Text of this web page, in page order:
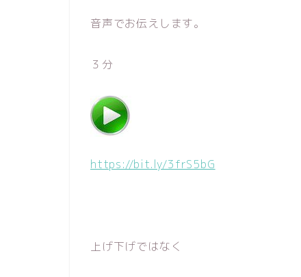
音声でお伝えします。
３分
https://bit.ly/3frS5bG
上げ下げではなく